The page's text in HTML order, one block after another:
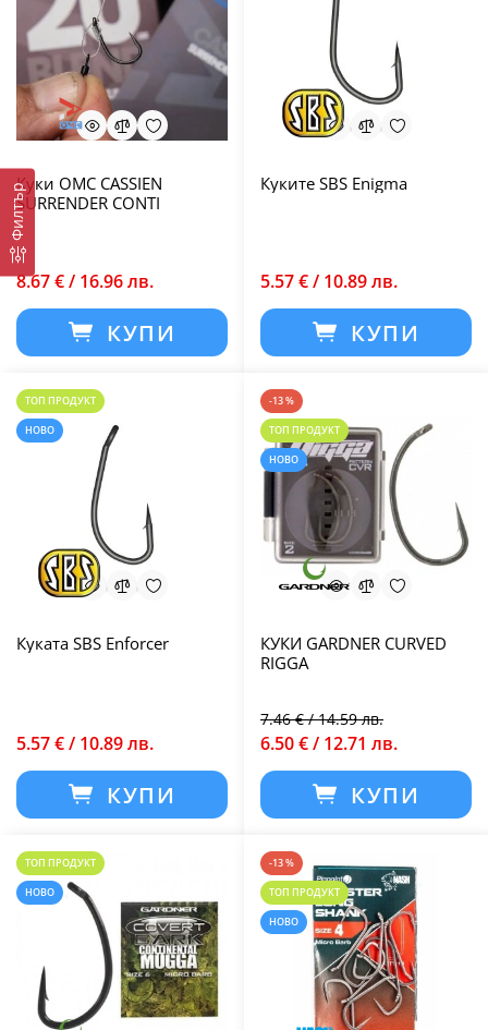
Филтър
Куки OMC CASSIEN
SURRENDER CONTI
8.67 € / 16.96 лв.
КУПИ
Куките SBS Enigma
5.57 € / 10.89 лв.
КУПИ
ТОП ПРОДУКТ
НОВО
Куката SBS Enforcer
5.57 € / 10.89 лв.
КУПИ
-13 %
ТОП ПРОДУКТ
НОВО
КУКИ GARDNER CURVED
RIGGA
7.46 € / 14.59 лв.
6.50 € / 12.71 лв.
КУПИ
ТОП ПРОДУКТ
НОВО
-13 %
ТОП ПРОДУКТ
НОВО